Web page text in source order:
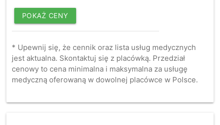
POKAŻ CENY
* Upewnij się, że cennik oraz lista usług medycznych
jest aktualna. Skontaktuj się z placówką. Przedział
cenowy to cena minimalna i maksymalna za usługę
medyczną oferowaną w dowolnej placówce w Polsce.